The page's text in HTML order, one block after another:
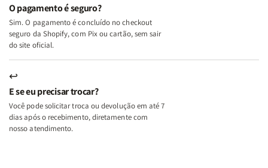
Lar
Lar
O pagamento é seguro?
Sim. O pagamento é concluído no checkout
seguro da Shopify, com Pix ou cartão, sem sair
do site oficial.
↩
E se eu precisar trocar?
Você pode solicitar troca ou devolução em até 7
dias após o recebimento, diretamente com
nosso atendimento.